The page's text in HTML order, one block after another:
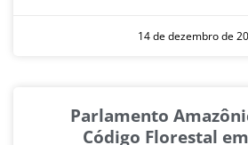
14 de dezembro de
Parlamento
Código Florestal